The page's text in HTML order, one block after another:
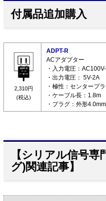
付属品追加購入
2,310円
(税込)
ADPT-R
ACアダプター
・入力電圧：
・出力電圧： 5V-2A
・極性：センタープラ
・ケーブル長：1.8m
・プラグ：外形
【シリアル信号専
グ)関連記事】